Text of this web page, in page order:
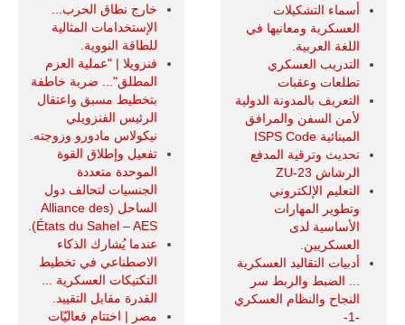
أسماء التشكيلات
العسكرية ومعانيها في
اللغة العربية.
التدريب العسكري
تطلعات وعقبات
التعريف بالمدونة الدولية
لأمن السفن والمرافق
المينائية ISPS Code
تحديث وترقية المدفع
الرشاش ZU-23
التعليم الإلكتروني
وتطوير المهارات
الأساسية لدى
العسكريين.
أدبيات التقاليد العسكرية
... الضبط والربط سر
النجاح والنظام العسكري
-1-
خارج نطاق الحرب...
الإستخدامات المثالية
للطاقة النووية.
فنزويلا | "عملية العزم
المطلق"... ضربة خاطفة
بتخطيط مسبق واعتقال
الرئيس الفنزويلي
نيكولاس مادورو وزوجته.
تفعيل وإطلاق القوة
الموحدة متعددة
الجنسيات لتحالف دول
الساحل (Alliance des
États du Sahel – AES).
عندما يُشارك الذكاء
الاصطناعي في تخطيط
التكتيكات العسكرية ...
القدرة مقابل التقييد.
مصر | اختتام فعاليّات